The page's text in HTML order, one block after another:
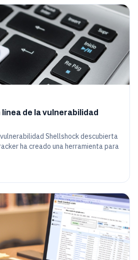
al día con sus clientes.
de la vulnerabilidad
Shellshock descubierta
ha creado una herramienta para